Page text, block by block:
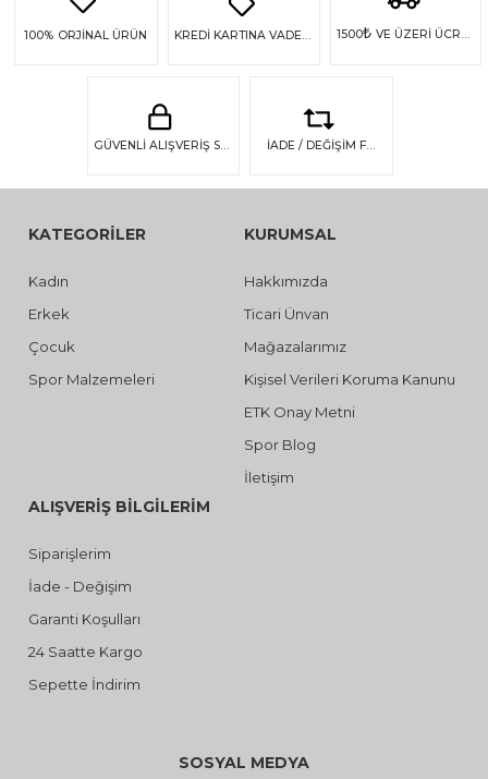
100% ORJİNAL ÜRÜN 1500₺ VE ÜZERİ ÜCRETSİZ KARGO
GÜVENLİ ALIŞVERİŞ SSL GÜVENLİĞİ İADE / DEĞİŞİM FIRSATI
KATEGORİLER
Kadın
Erkek
Çocuk
Spor Malzemeleri
KURUMSAL
Hakkımızda
Ticari Ünvan
Mağazalarımız
Kişisel Verileri Koruma Kanunu
ETK Onay Metni
Spor Blog
İletişim
ALIŞVERİŞ BİLGİLERİM
Siparişlerim
İade - Değişim
Garanti Koşulları
24 Saatte Kargo
Sepette İndirim
SOSYAL MEDYA